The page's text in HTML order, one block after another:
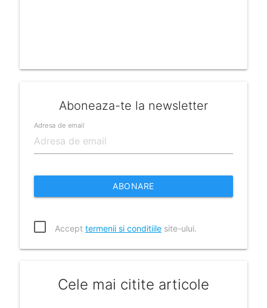
Aboneaza-te la newsletter
Adresa de email
ABONARE
Accept termenii si conditiilesite-ului.
Cele mai citite articole